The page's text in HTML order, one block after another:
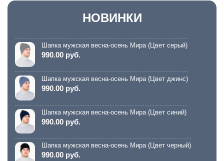
НОВИНКИ
Шапка мужская весна-осень Мира (Цвет серый)
990.00 руб.
Шапка мужская весна-осень Мира (Цвет джинс)
990.00 руб.
Шапка мужская весна-осень Мира (Цвет синий)
990.00 руб.
Шапка мужская весна-осень Мира (Цвет черный)
990.00 руб.